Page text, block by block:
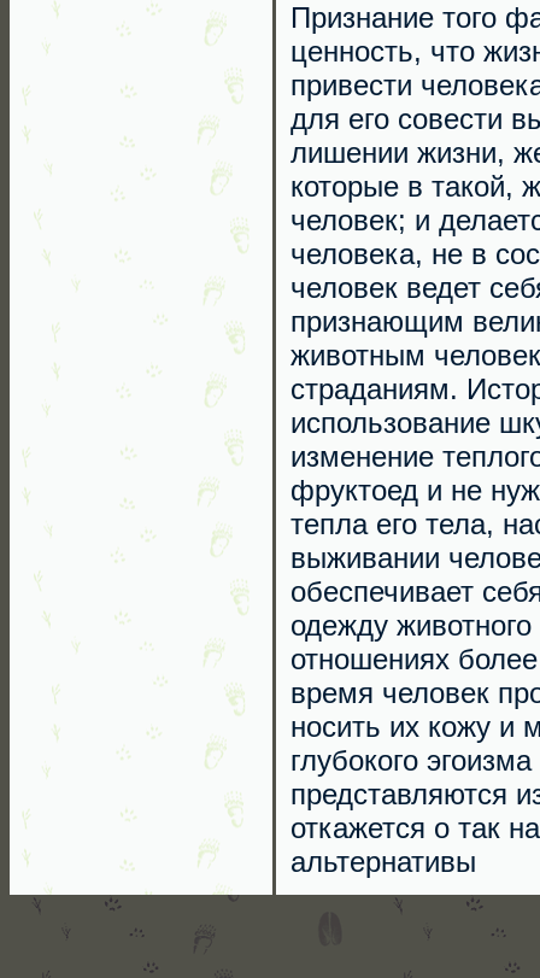
Признание того
ценность, что
привести
для его совести
лишении жизни,
которые в такой,
человек; и
человека, не в
человек ведет
признающим
животным
страданиям.
использование
изменение
фруктоед и не
тепла его тела,
выживании
обеспечивает
одежду
отношениях
время человек
носить их кожу и
глубокого
представляются
откажется о так
альтернативы